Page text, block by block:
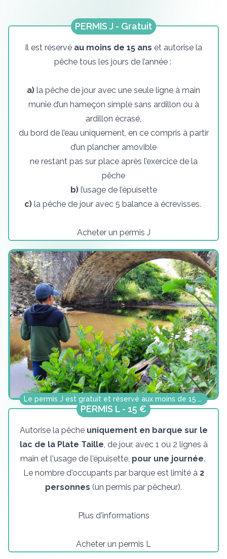
Il est réservé au moins de 15 ans et autorise la
pêche tous les jours de l’année :
a) la pêche de jour avec une seule ligne à main
munie d’un hameçon simple sans ardillon ou à
ardillon écrasé,
du bord de l’eau uniquement, en ce compris à partir
d’un plancher amovible
ne restant pas sur place après l’exercice de la
pêche
b) l’usage de l’épuisette
c) la pêche de jour avec 5 balance à écrevisses.
Acheter un permis J
PERMIS J - Gratuit
Le permis J est gratuit et réservé aux moins de 15 ans.
Autorise la pêche uniquement en barque sur le
lac de la Plate Taille, de jour, avec 1 ou 2 lignes à
main et l'usage de l'épuisette, pour une journée.
Le nombre d'occupants par barque est limité à 2
personnes (un permis par pêcheur).
Plus d'informations
Acheter un permis L
PERMIS L - 15 €